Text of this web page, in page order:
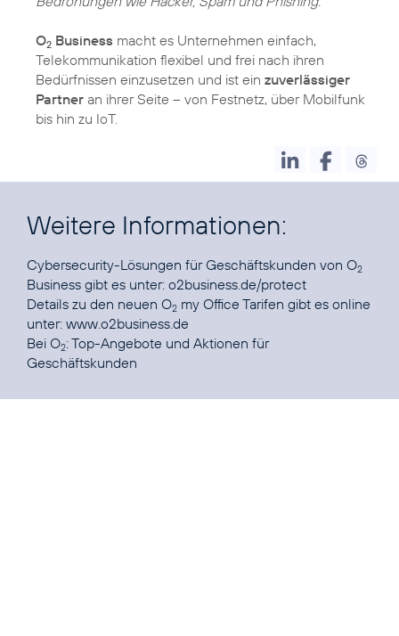
O2 Business macht es Unternehmen einfach,
Telekommunikation flexibel und frei nach ihren
Bedürfnissen einzusetzen und ist ein zuverlässiger
Partner an ihrer Seite – von Festnetz, über Mobilfunk
bis hin zu IoT.
Weitere Informationen:
Cybersecurity-Lösungen für Geschäftskunden von O2
Business gibt es unter: o2business.de/protect
Details zu den neuen O2 my Office Tarifen gibt es online
unter: www.o2business.de
Bei O2:Top-Angebote und Aktionen für
Geschäftskunden